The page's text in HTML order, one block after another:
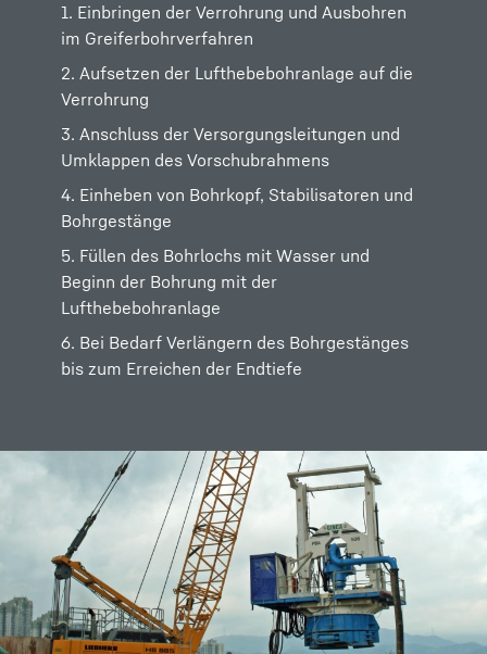
1. Einbringen der Verrohrung und Ausbohren
im Greiferbohrverfahren
2. Aufsetzen der Lufthebebohranlage auf die
Verrohrung
3. Anschluss der Versorgungsleitungen und
Umklappen des Vorschubrahmens
4. Einheben von Bohrkopf, Stabilisatoren und
Bohrgestänge
5. Füllen des Bohrlochs mit Wasser und
Beginn der Bohrung mit der
Lufthebebohranlage
6. Bei Bedarf Verlängern des Bohrgestänges
bis zum Erreichen der Endtiefe